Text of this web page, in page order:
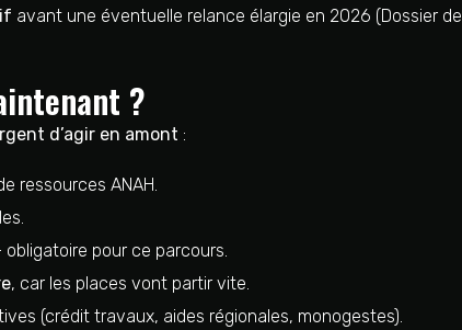
avant une éventuelle relance élargie en 2026 (Dossier de
?
d’agir en amont :
ressources ANAH.
obligatoire pour ce parcours.
, car les places vont partir vite.
(crédit travaux, aides régionales, monogestes).